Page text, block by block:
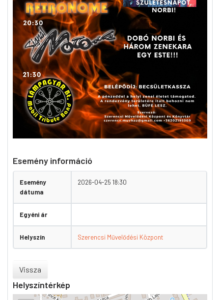
Esemény információ
Esemény
dátuma
2026-04-25 18:30
Egyéni ár
Helyszín Szerencsi Művelődési Központ
Vissza
Helyszíntérkép